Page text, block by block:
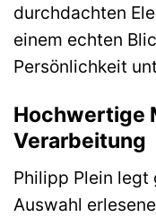
durchdachten
einem echten
Persönlichkeit
Hochwertige
Verarbeitung
Philipp Plein
Auswahl